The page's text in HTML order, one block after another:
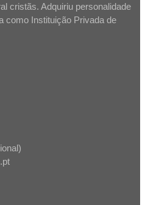
cristãs. Adquiriu personalidade
como Instituição Privada de